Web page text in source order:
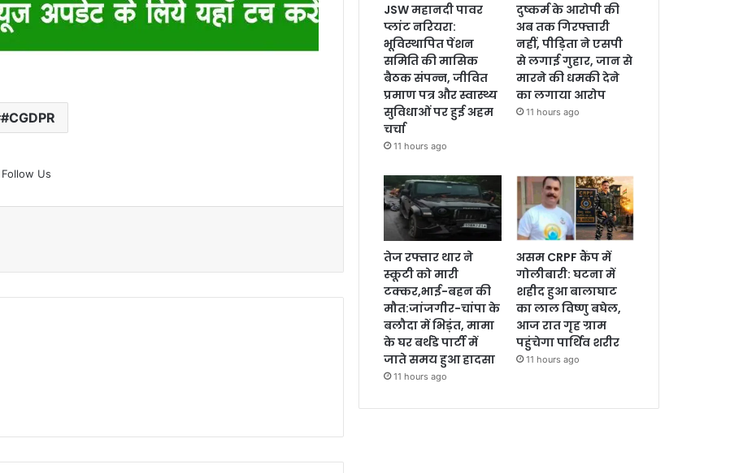
#CGDPR
Follow Us
JSW महानदी पावर
प्लांट नरियरा:
भूविस्थापित पेंशन
समिति की मासिक
बैठक संपन्न, जीवित
प्रमाण पत्र और स्वास्थ्य
सुविधाओं पर हुई अहम
चर्चा
11 hours ago
दुष्कर्म के आरोपी की
अब तक गिरफ्तारी
नहीं, पीड़िता ने एसपी
से लगाई गुहार, जान से
मारने की धमकी देने
का लगाया आरोप
11 hours ago
तेज रफ्तार थार ने
स्कूटी को मारी
टक्कर,भाई-बहन की
मौत:जांजगीर-चांपा के
बलौदा में भिड़ंत, मामा
के घर बर्थडे पार्टी में
जाते समय हुआ हादसा
11 hours ago
असम CRPF कैंप में
गोलीबारी: घटना में
शहीद हुआ बालाघाट
का लाल विष्णु बघेल,
आज रात गृह ग्राम
पहुंचेगा पार्थिव शरीर
11 hours ago